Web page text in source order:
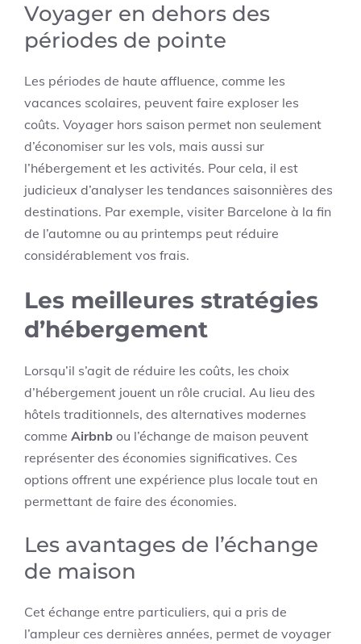
Voyager en dehors des
périodes de pointe
Les périodes de haute affluence, comme les
vacances scolaires, peuvent faire exploser les
coûts. Voyager hors saison permet non seulement
d’économiser sur les vols, mais aussi sur
l’hébergement et les activités. Pour cela, il est
judicieux d’analyser les tendances saisonnières des
destinations. Par exemple, visiter Barcelone à la fin
de l’automne ou au printemps peut réduire
considérablement vos frais.
Les meilleures stratégies
d’hébergement
Lorsqu’il s’agit de réduire les coûts, les choix
d’hébergement jouent un rôle crucial. Au lieu des
hôtels traditionnels, des alternatives modernes
comme Airbnb ou l’échange de maison peuvent
représenter des économies significatives. Ces
options offrent une expérience plus locale tout en
permettant de faire des économies.
Les avantages de l’échange
de maison
Cet échange entre particuliers, qui a pris de
l’ampleur ces dernières années, permet de voyager